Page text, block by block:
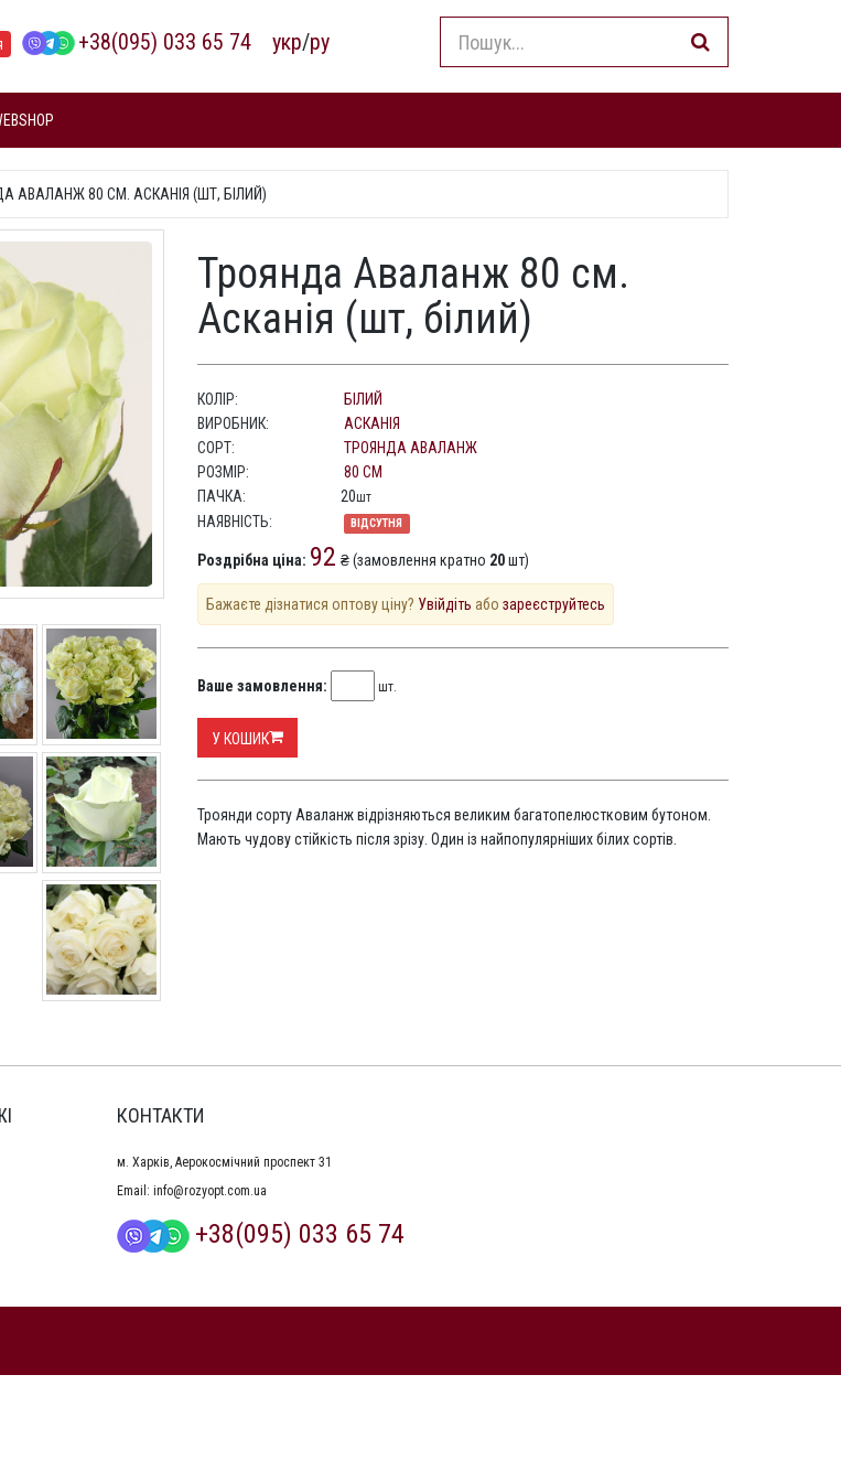
+38(095) 033 65 74 укр/ру
АВАЛАНЖ 80 СМ. АСКАНІЯ (ШТ, БІЛИЙ)
Троянда Аваланж 80 см.
Асканія (шт, білий)
КОЛІР:
БІЛИЙ
ВИРОБНИК:
АСКАНІЯ
СОРТ:
ТРОЯНДА АВАЛАНЖ
РОЗМІР:
80 СМ
ПАЧКА:
20шт
НАЯВНІСТЬ: ВІДСУТНЯ
Роздрібна ціна: 92 ₴ (замовлення кратно 20шт)
Бажаєте дізнатися оптову ціну? Увійдіть абозареєструйтесь
Ваше замовлення: шт.
У КОШИК
Троянди сорту Аваланж відрізняються великим багатопелюстковим бутоном.
Мають чудову стійкість після зрізу. Один із найпопулярніших білих сортів.
КОНТАКТИ
м. Харків, Аерокосмічний проспект 31
Email: info@rozyopt.com.ua
+38(095) 033 65 74